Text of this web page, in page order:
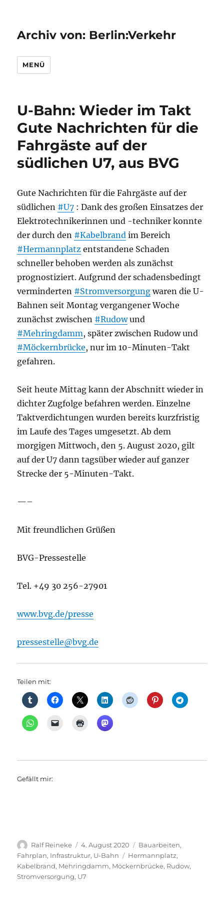
Archiv von: Berlin:Verkehr
MENÜ
U-Bahn: Wieder im Takt
Gute Nachrichten für die
Fahrgäste auf der
südlichen U7, aus BVG
Gute Nachrichten für die Fahrgäste auf der
südlichen #U7 : Dank des großen Einsatzes der
Elektrotechnikerinnen und -techniker konnte
der durch den #Kabelbrand im Bereich
#Hermannplatz entstandene Schaden
schneller behoben werden als zunächst
prognostiziert. Aufgrund der schadensbedingt
verminderten #Stromversorgung waren die U-
Bahnen seit Montag vergangener Woche
zunächst zwischen #Rudowund
#Mehringdamm, später zwischen Rudow und
#Möckernbrücke, nur im 10-Minuten-Takt
gefahren.
Seit heute Mittag kann der Abschnitt wieder in
dichter Zugfolge befahren werden. Einzelne
Taktverdichtungen wurden bereits kurzfristig
im Laufe des Tages umgesetzt. Ab dem
morgigen Mittwoch, den 5. August 2020, gilt
auf der U7 dann tagsüber wieder auf ganzer
Strecke der 5-Minuten-Takt.
—–
Mit freundlichen Grüßen
BVG-Pressestelle
Tel. +49 30 256-27901
www.bvg.de/presse
pressestelle@bvg.de
Teilen mit:
Gefällt mir:
Autor
Ralf Reineke
Veröffentlicht
am
4. August 2020 Kategorien
Bauarbeiten,
Fahrplan, Infrastruktur, U-Bahn Schlagwörter
Hermannplatz,
Kabelbrand, Mehringdamm, Möckernbrücke, Rudow,
Stromversorgung, U7